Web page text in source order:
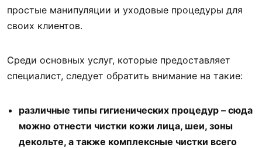
простые манипуляции и уходовые процедуры для
своих клиентов.
Среди основных услуг, которые предоставляет
специалист, следует обратить внимание на такие:
различные типы гигиенических процедур – сюда
можно отнести чистки кожи лица, шеи, зоны
декольте, а также комплексные чистки всего